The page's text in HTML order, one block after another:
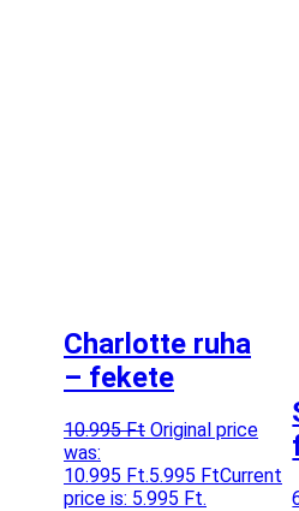
Charlotte ruha
– fekete
10.995Ft Original price
was:
10.995 Ft.5.995 FtCurrent
price is: 5.995 Ft.